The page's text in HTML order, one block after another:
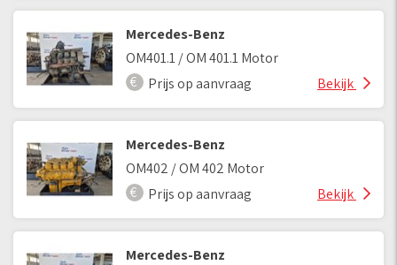
Mercedes-Benz
OM401.1 / OM 401.1 Motor
Prijs op aanvraag
Bekijk
Mercedes-Benz
OM402 / OM 402 Motor
Prijs op aanvraag
Bekijk
Mercedes-Benz